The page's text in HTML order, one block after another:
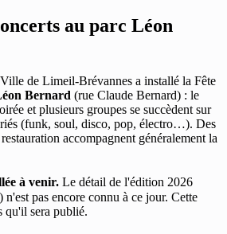
au parc Léon
de Limeil-Brévannes a installé la Fête
Bernard (rue Claude Bernard) : le
et plusieurs groupes se succèdent sur
(funk, soul, disco, pop, électro…). Des
accompagnent généralement la
à venir. Le détail de l'édition 2026
n'est pas encore connu à ce jour. Cette
qu'il sera publié.